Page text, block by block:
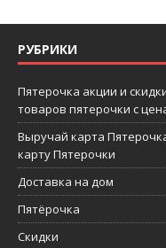
РУБРИКИ
Пятерочка акции и
товаров пятерочки с
Выручай карта
карту Пятерочки
Доставка на дом
Пятёрочка
Скидки